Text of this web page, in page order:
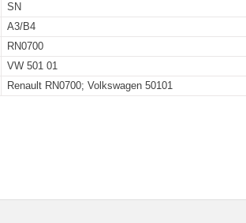
SN
A3/B4
RN0700
VW 501 01
Renault RN0700; Volkswagen 50101